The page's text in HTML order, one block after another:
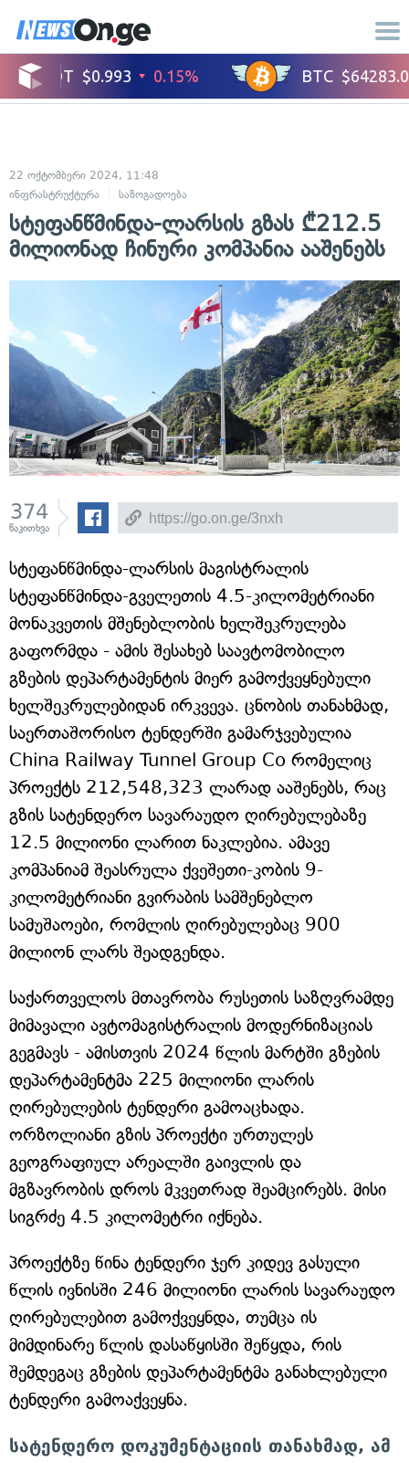
22 ოქტომბერი 2024, 11:48
ინფრასტრუქტურა
საზოგადოება
სტეფანწმინდა-ლარსის გზას ₾212.5
მილიონად ჩინური კომპანია ააშენებს
374
წაკითხვა
სტეფანწმინდა-ლარსის მაგისტრალის
სტეფანწმინდა-გველეთის 4.5-კილომეტრიანი
მონაკვეთის მშენებლობის ხელშეკრულება
გაფორმდა - ამის შესახებ საავტომობილო
გზების დეპარტამენტის მიერ გამოქვეყნებული
ხელშეკრულებიდან ირკვევა. ცნობის თანახმად,
საერთაშორისო ტენდერში გამარჯვებულია
China Railway Tunnel Group Co რომელიც
პროექტს 212,548,323 ლარად ააშენებს, რაც
გზის სატენდერო სავარაუდო ღირებულებაზე
12.5 მილიონი ლარით ნაკლებია. ამავე
კომპანიამ შეასრულა ქვეშეთი-კობის 9-
კილომეტრიანი გვირაბის სამშენებლო
სამუშაოები, რომლის ღირებულებაც 900
მილიონ ლარს შეადგენდა.
საქართველოს მთავრობა რუსეთის საზღვრამდე
მიმავალი ავტომაგისტრალის მოდერნიზაციას
გეგმავს - ამისთვის 2024 წლის მარტში გზების
დეპარტამენტმა 225 მილიონი ლარის
ღირებულების ტენდერი გამოაცხადა.
ორზოლიანი გზის პროექტი ურთულეს
გეოგრაფიულ არეალში გაივლის და
მგზავრობის დროს მკვეთრად შეამცირებს. მისი
სიგრძე 4.5 კილომეტრი იქნება.
პროექტზე წინა ტენდერი ჯერ კიდევ გასული
წლის ივნისში 246 მილიონი ლარის სავარაუდო
ღირებულებით გამოქვეყნდა, თუმცა ის
მიმდინარე წლის დასაწყისში შეწყდა, რის
შემდეგაც გზების დეპარტამენტმა განახლებული
ტენდერი გამოაქვეყნა.
სატენდერო დოკუმენტაციის თანახმად, ამ